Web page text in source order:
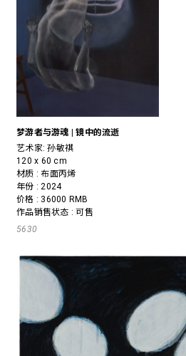
梦游者与游魂 | 镜中的流逝
艺术家:孙敏祺
120 x 60 cm
材质 : 布面丙烯
年份 : 2024
价格 : 36000 RMB
作品销售状态 : 可售
5630